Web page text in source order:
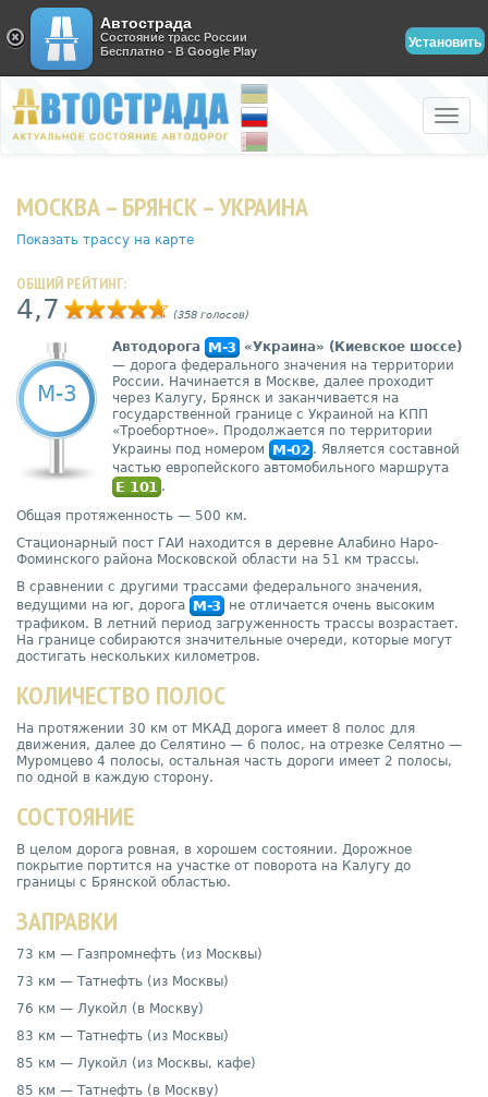
Автострада
Состояние трасс России
Бесплатно - В Google Play
Установить
Toggle
МОСКВА – БРЯНСК – УКРАИНА
Показать трассу на карте
ОБЩИЙ РЕЙТИНГ:
4,7 (358 голосов)
М-3
Автодорога М-3
«Украина» (Киевское шоссе)
— дорога федерального значения на территории
России. Начинается в Москве, далее проходит
через Калугу, Брянск и заканчивается на
государственной границе с Украиной на КПП
«Троебортное». Продолжается по территории
Украины под номером
M-02 . Является составной
частью европейского автомобильного маршрута
E 101 .
Общая протяженность — 500 км.
Стационарный пост ГАИ находится в деревне Алабино Наро-
Фоминского района Московской области на 51 км трассы.
В сравнении с другими трассами федерального значения,
ведущими на юг, дорога М-3
не отличается очень высоким
трафиком. В летний период загруженность трассы возрастает.
На границе собираются значительные очереди, которые могут
достигать нескольких километров.
КОЛИЧЕСТВО ПОЛОС
На протяжении 30 км от МКАД дорога имеет 8 полос для
движения, далее до Селятино — 6 полос, на отрезке Селятно —
Муромцево 4 полосы, остальная часть дороги имеет 2 полосы,
по одной в каждую сторону.
СОСТОЯНИЕ
В целом дорога ровная, в хорошем состоянии. Дорожное
покрытие портится на участке от поворота на Калугу до
границы с Брянской областью.
ЗАПРАВКИ
73 км — Газпромнефть (из Москвы)
73 км — Татнефть (из Москвы)
76 км — Лукойл (в Москву)
83 км — Татнефть (из Москвы)
85 км — Лукойл (из Москвы, кафе)
85 км — Татнефть (в Москву)